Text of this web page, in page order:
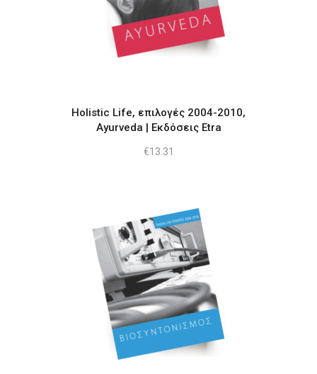
Holistic Life, επιλογές 2004-2010,
Ayurveda | Εκδόσεις Etra
€13.31